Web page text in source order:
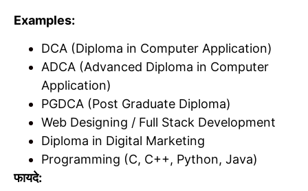
Examples:
DCA (Diploma in Computer Application)
ADCA (Advanced Diploma in Computer
Application)
PGDCA (Post Graduate Diploma)
Web Designing / Full Stack Development
Diploma in Digital Marketing
Programming (C, C++, Python, Java)
फायदे: